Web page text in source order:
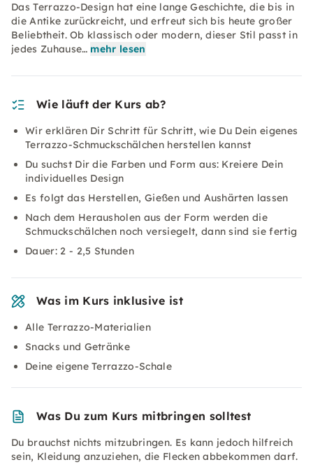
Das Terrazzo-Design hat eine lange Geschichte, die bis in
die Antike zurückreicht, und erfreut sich bis heute großer
Beliebtheit. Ob klassisch oder modern, dieser Stil passt in
jedes Zuhause… mehr lesen
Wie läuft der Kurs ab?
Wir erklären Dir Schritt für Schritt, wie Du Dein eigenes
Terrazzo-Schmuckschälchen herstellen kannst
Du suchst Dir die Farben und Form aus: Kreiere Dein
individuelles Design
Es folgt das Herstellen, Gießen und Aushärten lassen
Nach dem Herausholen aus der Form werden die
Schmuckschälchen noch versiegelt, dann sind sie fertig
Dauer: 2 - 2,5 Stunden
Was im Kurs inklusive ist
Alle Terrazzo-Materialien
Snacks und Getränke
Deine eigene Terrazzo-Schale
Was Du zum Kurs mitbringen solltest
Du brauchst nichts mitzubringen. Es kann jedoch hilfreich
sein, Kleidung anzuziehen, die Flecken abbekommen darf.